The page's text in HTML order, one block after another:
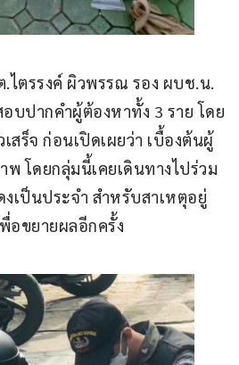
ไตรรงค์ ผิวพรรณ รอง ผบช.น.
บปากคำผู้ต้องหาทั้ง 3 ราย โดย
สร็จ ก่อนเปิดเผยว่า เบื้องต้นผู้
พ โดยกลุ่มนี้เคยเดินทางไปร่วม
เป็นประจำ สำหรับสาเหตุอยู่
อขยายผลอีกครั้ง